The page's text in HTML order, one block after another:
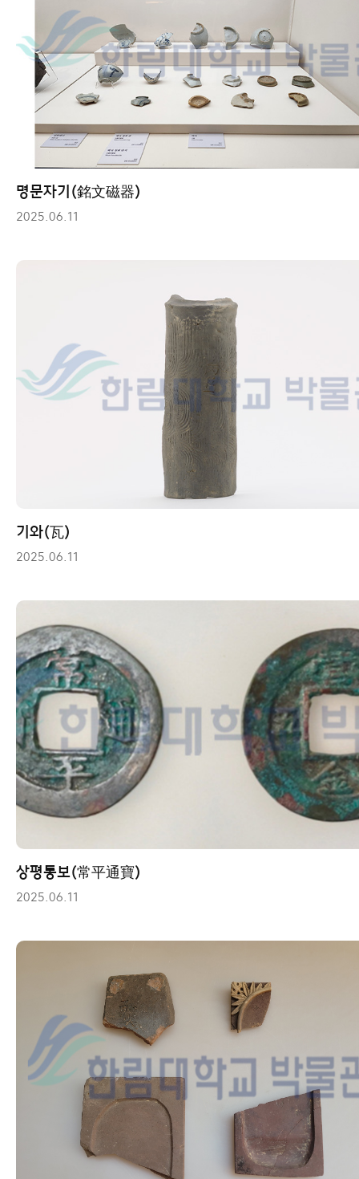
명문자기(銘文磁器)
2025.06.11
기와(瓦)
2025.06.11
상평통보(常平通寶)
2025.06.11